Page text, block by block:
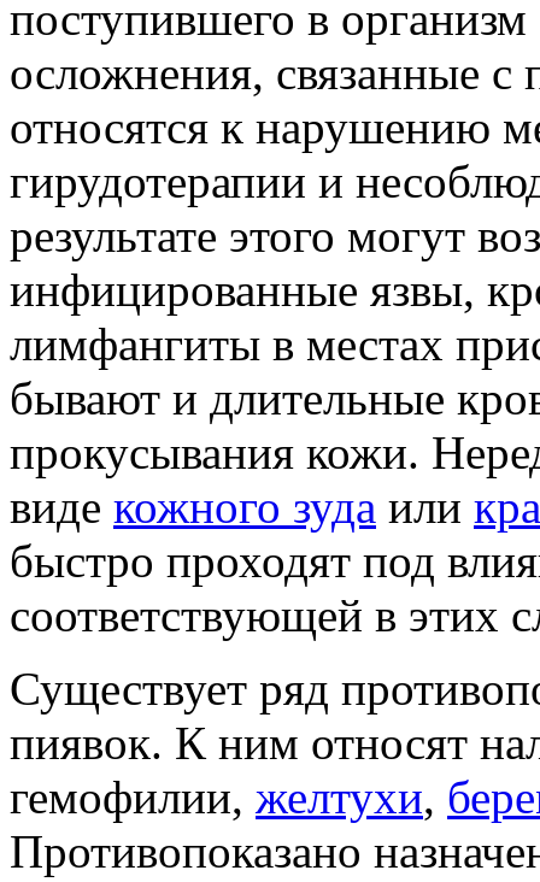
поступившего в
осложнения, связанные
относятся к нарушению
гирудотерапии и
результате этого могут
инфицированные язвы,
лимфангиты в местах
бывают и длительные
прокусывания кожи.
виде кожного зуда или
быстро проходят под
соответствующей в этих
Существует ряд
пиявок. К ним относят
гемофилии, желтухи,
Противопоказано